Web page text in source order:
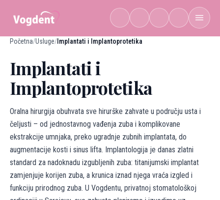
Početna/Usluge/ Implantati i Implantoprotetika
Implantati i
Implantoprotetika
Oralna hirurgija obuhvata sve hirurške zahvate u području usta i
čeljusti – od jednostavnog vađenja zuba i komplikovane
ekstrakcije umnjaka, preko ugradnje zubnih implantata, do
augmentacije kosti i sinus lifta. Implantologija je danas zlatni
standard za nadoknadu izgubljenih zuba: titanijumski implantat
zamjenjuje korijen zuba, a krunica iznad njega vraća izgled i
funkciju prirodnog zuba. U Vogdentu, privatnoj stomatološkoj